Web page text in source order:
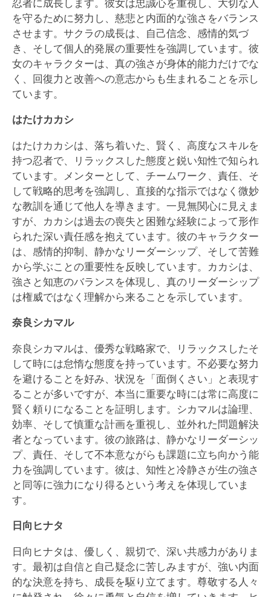
を守るために努力し、慈悲と内面的な強さをバランス
させます。サクラの成長は、自己信念、感情的気づ
き、そして個人的発展の重要性を強調しています。彼
女のキャラクターは、真の強さが身体的能力だけでな
く、回復力と改善への意志からも生まれることを示し
ています。
はたけカカシ
はたけカカシは、落ち着いた、賢く、高度なスキルを
持つ忍者で、リラックスした態度と鋭い知性で知られ
ています。メンターとして、チームワーク、責任、そ
して戦略的思考を強調し、直接的な指示ではなく微妙
な教訓を通じて他人を導きます。一見無関心に見えま
すが、カカシは過去の喪失と困難な経験によって形作
られた深い責任感を抱えています。彼のキャラクター
は、感情的抑制、静かなリーダーシップ、そして苦難
から学ぶことの重要性を反映しています。カカシは、
強さと知恵のバランスを体現し、真のリーダーシップ
は権威ではなく理解から来ることを示しています。
奈良シカマル
奈良シカマルは、優秀な戦略家で、リラックスしたそ
して時には怠惰な態度を持っています。不必要な努力
を避けることを好み、状況を「面倒くさい」と表現す
ることが多いですが、本当に重要な時には常に高度に
賢く頼りになることを証明します。シカマルは論理、
効率、そして慎重な計画を重視し、並外れた問題解決
者となっています。彼の旅路は、静かなリーダーシッ
プ、責任、そして不本意ながらも課題に立ち向かう能
力を強調しています。彼は、知性と冷静さが生の強さ
と同等に強力になり得るという考えを体現していま
す。
日向ヒナタ
日向ヒナタは、優しく、親切で、深い共感力がありま
す。最初は自信と自己疑念に苦しみますが、強い内面
的な決意を持ち、成長を駆り立てます。尊敬する人々